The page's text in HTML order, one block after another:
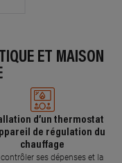
ET MAISON
d’un thermostat
de régulation du
chauffage
ses dépenses et la